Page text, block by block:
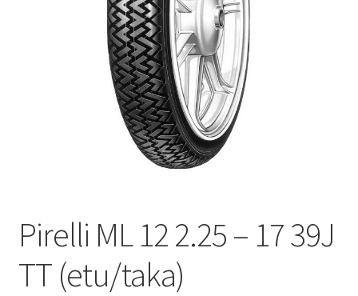
Pirelli ML 12 2.25 – 17 39J
TT (etu/taka)